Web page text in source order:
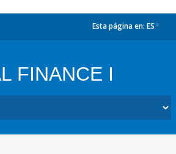
Esta página en: ES
FINANCE I